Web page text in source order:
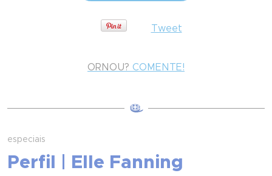
Tweet
ORNOU? COMENTE!
especiais
Perfil | Elle Fanning